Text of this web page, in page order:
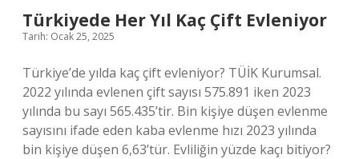
Türkiyede Her Yıl Kaç Çift Evleniyor
Tarih: Ocak 25, 2025
Türkiye’de yılda kaç çift evleniyor? TÜİK Kurumsal.
2022 yılında evlenen çift sayısı 575.891 iken 2023
yılında bu sayı 565.435’tir. Bin kişiye düşen evlenme
sayısını ifade eden kaba evlenme hızı 2023 yılında
bin kişiye düşen 6,63’tür. Evliliğin yüzde kaçı bitiyor?